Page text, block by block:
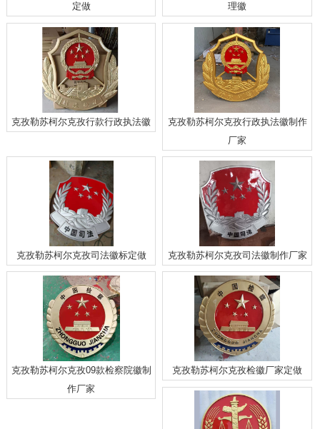
定做
理徽
克孜勒苏柯尔克孜行款行政执法徽
克孜勒苏柯尔克孜行政执法徽制作
厂家
克孜勒苏柯尔克孜司法徽标定做 克孜勒苏柯尔克孜司法徽制作厂家
克孜勒苏柯尔克孜09款检察院徽制
作厂家
克孜勒苏柯尔克孜检徽厂家定做